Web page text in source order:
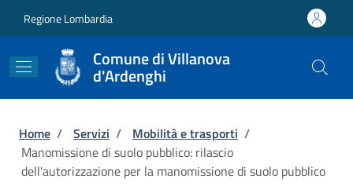
Regione Lombardia
Comune di Villanova
d'Ardenghi
Briciole di pane
Home / Servizi / Mobilità e trasporti /
Manomissione di suolo pubblico: rilascio
dell'autorizzazione per la manomissione di suolo pubblico